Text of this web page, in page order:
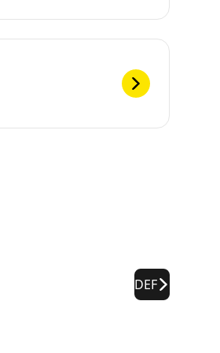
DEF